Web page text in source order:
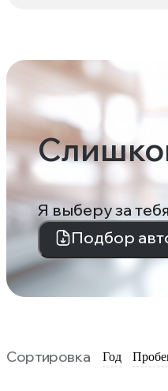
Я выберу за
Подбор
Сортировка Год